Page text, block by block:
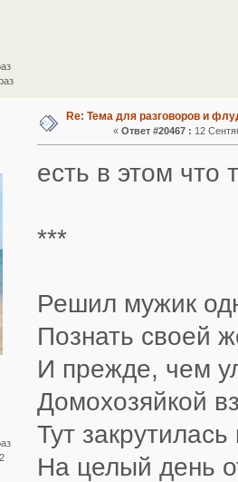
Re: Тема для разговоров и
«Ответ #20467 : 12
есть в этом
***
Решил мужик
Познать своей
И прежде, чем
Домохозяйкой
Тут закрутилась
На целый день